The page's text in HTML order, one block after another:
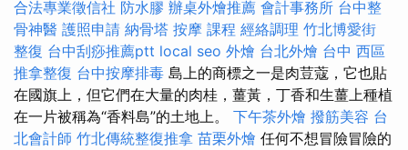
合法專業徵信社 防水膠 辦桌外燴推薦 會計事務所 台中整
骨神醫 護照申請 納骨塔 按摩 課程 經絡調理 竹北博愛街
整復 台中刮痧推薦ptt local seo 外燴 台北外燴 台中 西區
推拿整復 台中按摩排毒 島上的商標之一是肉荳蔻，它也貼
在國旗上，但它們在大量的肉桂，薑黃，丁香和生薑上種植
在一片被稱為“香料島”的土地上。 下午茶外燴 撥筋美容 台
北會計師 竹北傳統整復推拿 苗栗外燴 任何不想冒險冒險的